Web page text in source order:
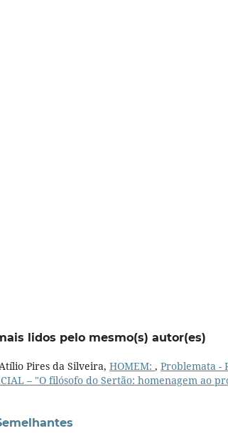
lidos pelo mesmo(s) autor(es)
Pires da Silveira, HOMEM: , Problemata -
– "O filósofo do Sertão: homenagem ao